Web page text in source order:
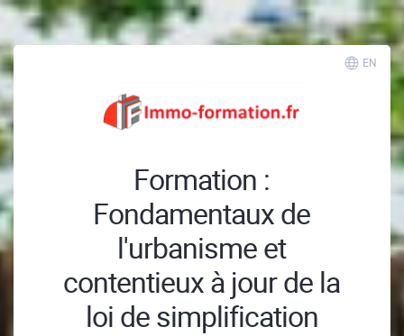
EN
Formation :
Fondamentaux de
l'urbanisme et
contentieux à jour de la
loi de simplification